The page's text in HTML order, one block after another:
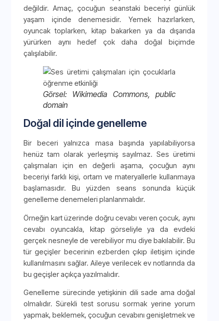
değildir. Amaç, çocuğun seanstaki beceriyi günlük
yaşam içinde denemesidir. Yemek hazırlarken,
oyuncak toplarken, kitap bakarken ya da dışarıda
yürürken aynı hedef çok daha doğal biçimde
çalışılabilir.
Görsel: Wikimedia Commons, public
domain
Doğal dil içinde genelleme
Bir beceri yalnızca masa başında yapılabiliyorsa
henüz tam olarak yerleşmiş sayılmaz. Ses üretimi
çalışmaları için en değerli aşama, çocuğun aynı
beceriyi farklı kişi, ortam ve materyallerle kullanmaya
başlamasıdır. Bu yüzden seans sonunda küçük
genelleme denemeleri planlanmalıdır.
Örneğin kart üzerinde doğru cevabı veren çocuk, aynı
cevabı oyuncakla, kitap görseliyle ya da evdeki
gerçek nesneyle de verebiliyor mu diye bakılabilir. Bu
tür geçişler becerinin ezberden çıkıp iletişim içinde
kullanılmasını sağlar. Aileye verilecek ev notlarında da
bu geçişler açıkça yazılmalıdır.
Genelleme sürecinde yetişkinin dili sade ama doğal
olmalıdır. Sürekli test sorusu sormak yerine yorum
yapmak, beklemek, çocuğun cevabını genişletmek ve